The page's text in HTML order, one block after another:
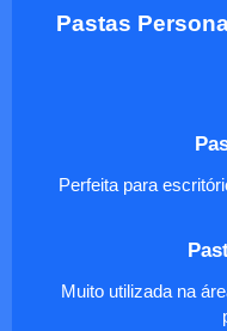
Pastas
Perfeita para
Muito utilizada na